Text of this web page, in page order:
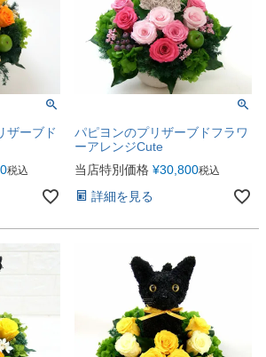
ザーブド
税込
パピヨンのプリザーブドフラワ
ーアレンジCute
当店特別価格 ¥30,800税込
詳細を見る